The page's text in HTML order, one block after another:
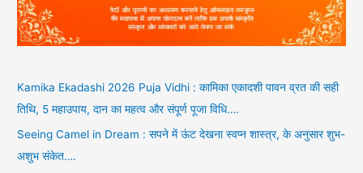
Kamika Ekadashi 2026 Puja Vidhi : कामिका एकादशी पावन व्रत की सही
तिथि, 5 महाउपाय, दान का महत्व और संपूर्ण पूजा विधि….
Seeing Camel in Dream : सपने में ऊंट देखना स्वप्न शास्त्र, के अनुसार शुभ-
अशुभ संकेत….